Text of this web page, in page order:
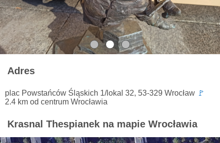
Adres
plac Powstańców Śląskich 1/lokal 32, 53-329 Wrocław 🚩
2.4 km od centrum Wrocławia
Krasnal Thespianek na mapie Wrocławia